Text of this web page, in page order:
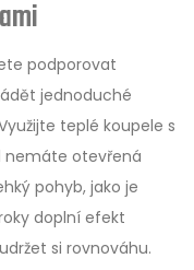
podporovat
jednoduché
teplé koupele s
nemáte otevřená
pohyb, jako je
doplní efekt
si rovnováhu.